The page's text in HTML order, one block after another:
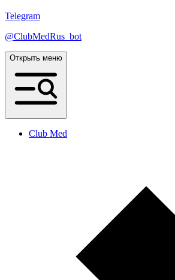
Telegram
@ClubMedRus_bot
Открыть меню
Club Med